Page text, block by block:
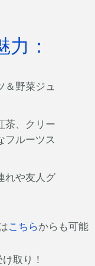
：
＆野菜ジュ
茶、クリー
フルーツス
れや友人グ
こちらからも可能
取り！